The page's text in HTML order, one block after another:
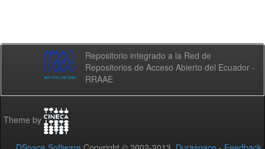
Repositorio integrado a la Red de
Repositorios de Acceso Abierto del Ecuador -
RRAAE
Theme by